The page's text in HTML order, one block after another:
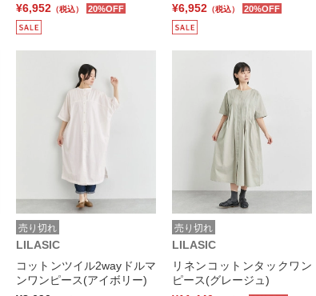
¥6,952 （税込） 20%OFF
¥6,952 （税込） 20%OFF
売り切れ
LILASIC
コットンツイル2wayドルマ
ンワンピース(アイボリー)
売り切れ
LILASIC
リネンコットンタックワン
ピース(グレージュ)